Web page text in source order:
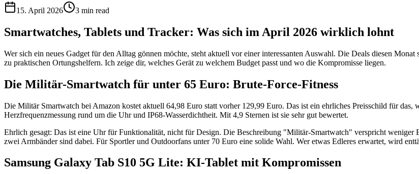
15. April 2026 3 min read
Smartwatches, Tablets und Tracker: Was sich im April 2026 wirklich lohnt
Wer sich ein neues Gadget für den Alltag gönnen möchte, steht aktuell vor einer interessanten Auswahl. Die Deals diesen
zu praktischen Ortungshelfern. Ich zeige dir, welches Gerät zu welchem Budget passt und wo die Kompromisse liegen.
Die Militär-Smartwatch für unter 65 Euro: Brute-Force-Fitness
Die Militär Smartwatch bei Amazon kostet aktuell 64,98 Euro statt vorher 129,99 Euro. Das ist ein ehrliches Preisschild für
Herzfrequenzmessung rund um die Uhr und IP68-Wasserdichtheit. Mit 4,9 Sternen ist sie sehr gut bewertet.
Ehrlich gesagt: Das ist eine Uhr für Funktionalität, nicht für Design. Die Beschreibung "Militär-Smartwatch" verspricht weniger
zwei Armbänder sind dabei. Für Sportler und Outdoorfans unter 70 Euro eine solide Wahl. Wer etwas Edleres erwartet, wird
Samsung Galaxy Tab S10 5G Lite: KI-Tablet mit Kompromissen